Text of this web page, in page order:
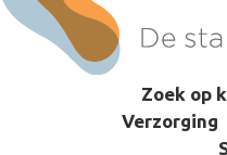
Zoek op
Verzorging